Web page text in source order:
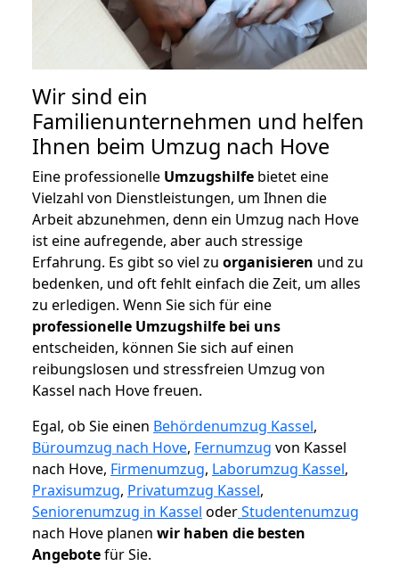
Wir sind ein
Familienunternehmen und helfen
Ihnen beim Umzug nach Hove
Eine professionelle Umzugshilfe bietet eine
Vielzahl von Dienstleistungen, um Ihnen die
Arbeit abzunehmen, denn ein Umzug nach Hove
ist eine aufregende, aber auch stressige
Erfahrung. Es gibt so viel zu organisieren und zu
bedenken, und oft fehlt einfach die Zeit, um alles
zu erledigen. Wenn Sie sich für eine
professionelle Umzugshilfe bei uns
entscheiden, können Sie sich auf einen
reibungslosen und stressfreien Umzug von
Kassel nach Hove freuen.
Egal, ob Sie einen Behördenumzug Kassel,
Büroumzug nach Hove, Fernumzug von Kassel
nach Hove, Firmenumzug, Laborumzug Kassel,
Praxisumzug, Privatumzug Kassel,
Seniorenumzug in Kassel oderStudentenumzug
nach Hove planen wir haben die besten
Angebotefür Sie.